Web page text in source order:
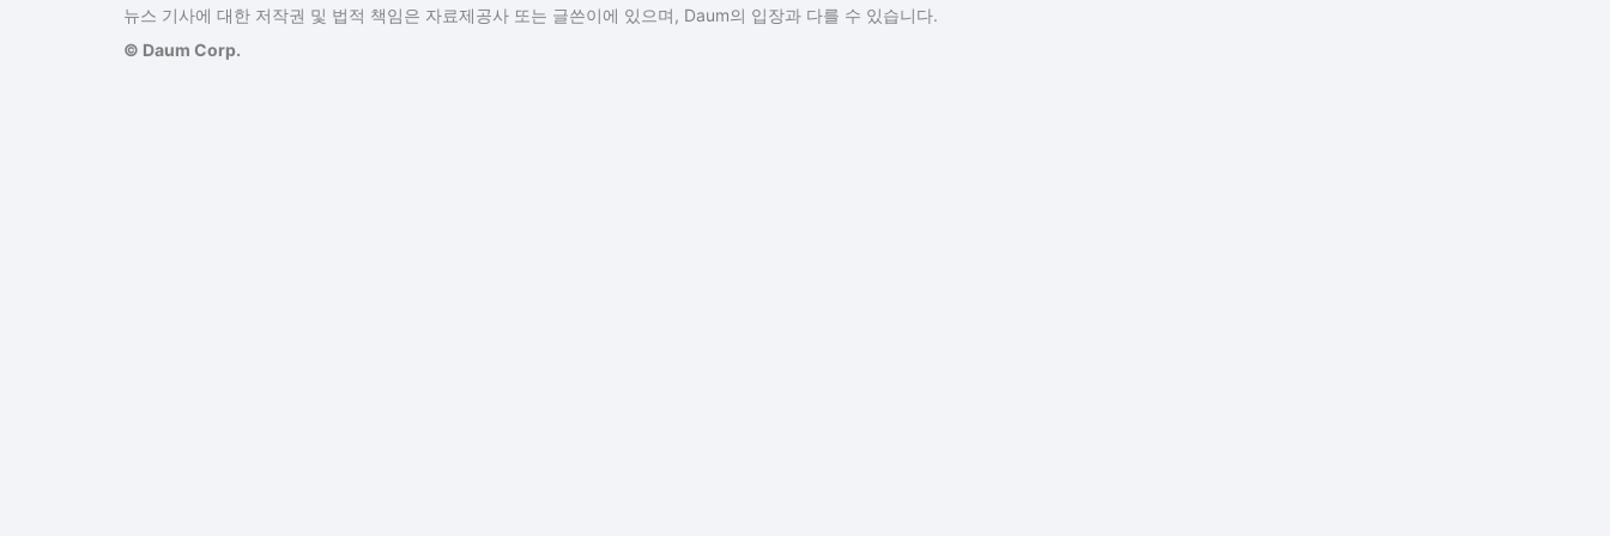
뉴스 기사에 대한 저작권 및 법적 책임은 자료제공사 또는 글쓴이에 있으며, Daum의 입장과 다를 수 있습니다.
© Daum Corp.